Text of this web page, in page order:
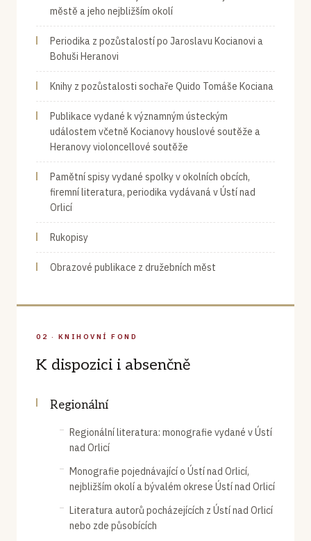
městě a jeho nejbližším okolí
Periodika z pozůstalostí po Jaroslavu Kocianovi a
Bohuši Heranovi
Knihy z pozůstalosti sochaře Quido Tomáše Kociana
Publikace vydané k významným ústeckým
událostem včetně Kocianovy houslové soutěže a
Heranovy violoncellové soutěže
Pamětní spisy vydané spolky v okolních obcích,
firemní literatura, periodika vydávaná v Ústí nad
Orlicí
Rukopisy
Obrazové publikace z družebních měst
02 · KNIHOVNÍ FOND
K dispozici i absenčně
Regionální
Regionální literatura: monografie vydané v Ústí
nad Orlicí
Monografie pojednávající o Ústí nad Orlicí,
nejbližším okolí a bývalém okrese Ústí nad Orlicí
Literatura autorů pocházejících z Ústí nad Orlicí
nebo zde působících